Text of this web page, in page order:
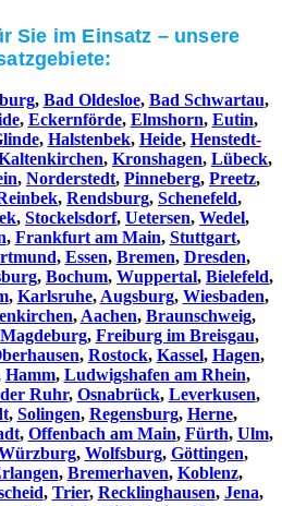
Sie im Einsatz – unsere
, Bad Oldesloe, Bad Schwartau,
, Eckernförde, Elmshorn, Eutin,
, Halstenbek, Heide, Henstedt-
, Kronshagen, Lübeck,
, Norderstedt, Pinneberg, Preetz,
, Rendsburg, Schenefeld,
, Stockelsdorf, Uetersen, Wedel,
, Frankfurt am Main, Stuttgart,
, Essen, Bremen, Dresden,
, Bochum, Wuppertal, Bielefeld,
, Karlsruhe, Augsburg, Wiesbaden,
, Aachen, Braunschweig,
Magdeburg, Freiburg im Breisgau,
, Rostock, Kassel, Hagen,
Hamm, Ludwigshafen am Rhein,
Ruhr, Osnabrück, Leverkusen,
, Solingen, Regensburg, Herne,
, Offenbach am Main, Fürth, Ulm,
, Wolfsburg, Göttingen,
, Bremerhaven, Koblenz,
, Trier, Recklinghausen, Jena,